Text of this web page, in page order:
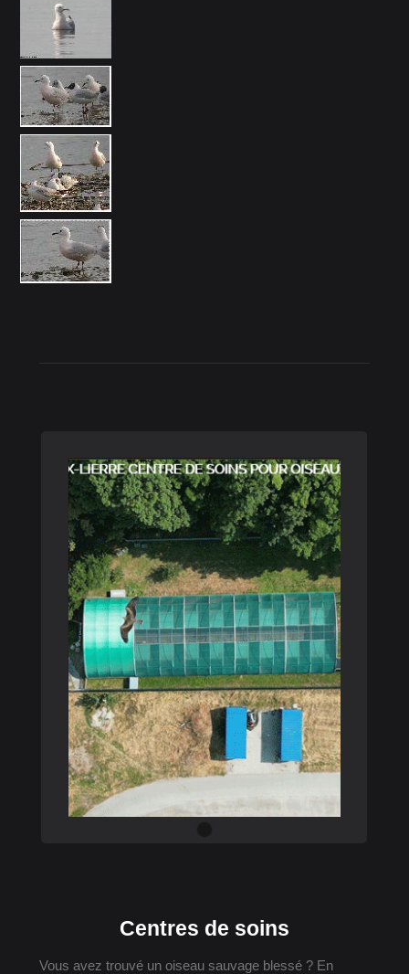
Centres de soins
Vous avez trouvé un oiseau sauvage blessé ? En